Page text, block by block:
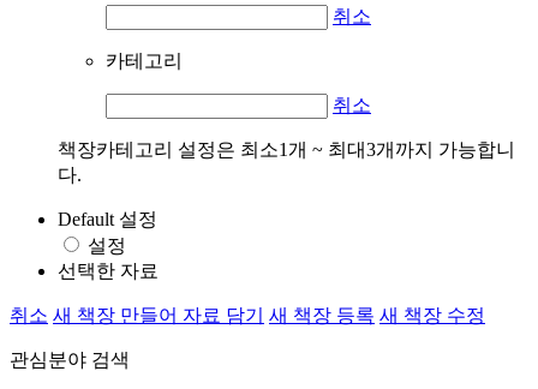
취소
카테고리
취소
책장카테고리 설정은 최소1개 ~ 최대3개까지 가능합니
다.
Default 설정
설정
선택한 자료
취소 새 책장 만들어 자료 담기 새 책장 등록 새 책장 수정
관심분야 검색